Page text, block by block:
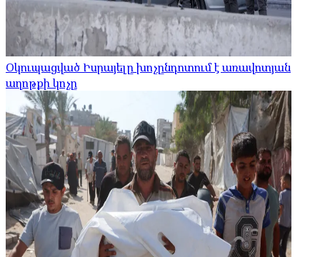
Օկուպացված Իսրայելը խոչընդոտում է առավոտյան
աղոթքի կոչը